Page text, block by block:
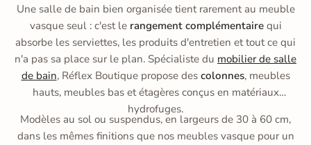
Une salle de bain bien organisée tient rarement au meuble
vasque seul : c'est le rangement complémentairequi
absorbe les serviettes, les produits d'entretien et tout ce qui
n'a pas sa place sur le plan. Spécialiste du mobilier de salle
de bain, Réflex Boutique propose des colonnes, meubles
hauts, meubles bas et étagères conçus en matériaux
hydrofuges.
Modèles au sol ou suspendus, en largeurs de 30 à 60 cm,
dans les mêmes finitions que nos meubles vasque pour un